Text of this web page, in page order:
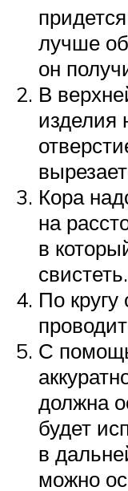
лучше
он
В
изделия
Кора
на
в
свистеть.
По
С
должна
будет
в
можно